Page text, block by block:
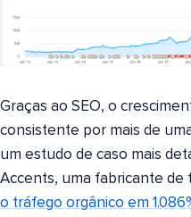
Graças ao SEO, o
consistente por mais de
um estudo de caso mais
Accents, uma fabricante de
o tráfego orgânico em